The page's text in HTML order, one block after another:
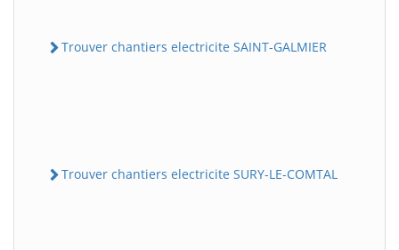
Trouver chantiers electricite SAINT-GALMIER
Trouver chantiers electricite SURY-LE-COMTAL